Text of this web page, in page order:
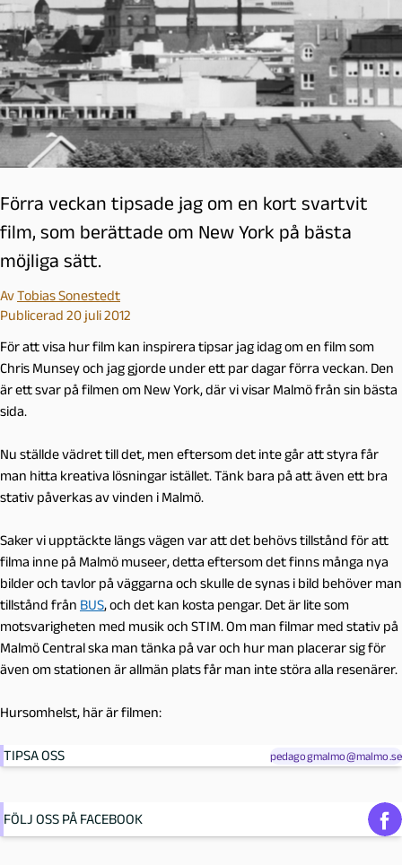
Förra veckan tipsade jag om en kort svartvit
film, som berättade om New York på bästa
möjliga sätt.
AvTobias Sonestedt
Publicerad 20 juli 2012
För att visa hur film kan inspirera tipsar jag idag om en film som
Chris Munsey och jag gjorde under ett par dagar förra veckan. Den
är ett svar på filmen om New York, där vi visar Malmö från sin bästa
sida.
Nu ställde vädret till det, men eftersom det inte går att styra får
man hitta kreativa lösningar istället. Tänk bara på att även ett bra
stativ påverkas av vinden i Malmö.
Saker vi upptäckte längs vägen var att det behövs tillstånd för att
filma inne på Malmö museer, detta eftersom det finns många nya
bilder och tavlor på väggarna och skulle de synas i bild behöver man
tillstånd från BUS, och det kan kosta pengar. Det är lite som
motsvarigheten med musik och STIM. Om man filmar med stativ på
Malmö Central ska man tänka på var och hur man placerar sig för
även om stationen är allmän plats får man inte störa alla resenärer.
Hursomhelst, här är filmen:
TIPSA OSS pedagogmalmo@malmo.se
FÖLJ OSS PÅ FACEBOOK